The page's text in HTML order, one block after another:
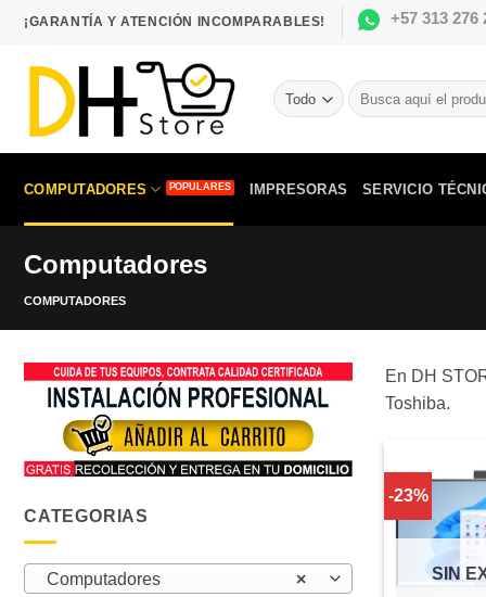
Saltar
contenido
¡GARANTÍA Y ATENCIÓN INCOMPARABLES! +57 313 276
Buscar
por:
COMPUTADORES IMPRESORAS SERVICIO
Computadores
COMPUTADORES
CATEGORIAS
×
Computadores
En DH
Toshiba.
-23%
SIN